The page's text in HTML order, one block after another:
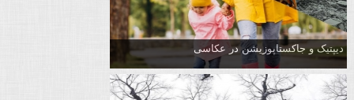
دیپتیک و جاکستا‌پوزیشن در عکاسی